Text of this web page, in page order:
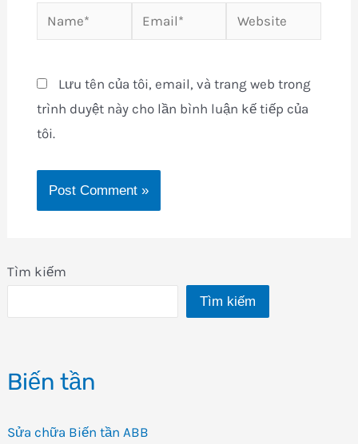
Tìm kiếm
Tìm kiếm
Biến tần
Sửa chữa Biến tần ABB
Name* Email* Website
Lưu tên của tôi, email, và trang web trong
trình duyệt này cho lần bình luận kế tiếp của
tôi.